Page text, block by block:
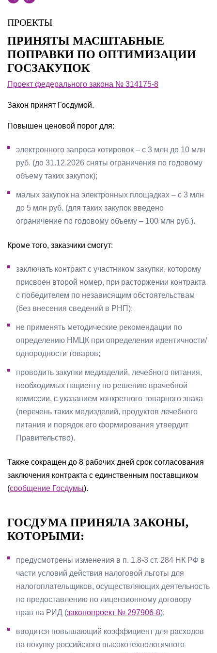
ПРОЕКТЫ
ПРИНЯТЫ МАСШТАБНЫЕ
ПОПРАВКИ ПО ОПТИМИЗАЦИИ
ГОСЗАКУПОК
Проект федерального закона № 314175-8
Закон принят Госдумой.
Повышен ценовой порог для:
электронного запроса котировок – с 3 млн до 10 млн
руб. (до 31.12.2026 сняты ограничения по годовому
объему таких закупок);
малых закупок на электронных площадках – с 3 млн
до 5 млн руб. (для таких закупок введено
ограничение по годовому объему – 100 млн руб.).
Кроме того, заказчики смогут:
заключать контракт с участником закупки, которому
присвоен второй номер, при расторжении контракта
с победителем по независящим обстоятельствам
(без внесения сведений в РНП);
не применять методические рекомендации по
определению НМЦК при определении идентичности/
однородности товаров;
проводить закупки медизделий, лечебного питания,
необходимых пациенту по решению врачебной
комиссии, с указанием конкретного товарного знака
(перечень таких медизделий, продуктов лечебного
питания и порядок его формирования утвердит
Правительство).
Также сокращен до 8 рабочих дней срок согласования
заключения контракта с единственным поставщиком
(сообщение Госдумы).
ГОСДУМА ПРИНЯЛА ЗАКОНЫ,
КОТОРЫМИ:
предусмотрены изменения в п. 1.8-3 ст. 284 НК РФ в
части условий действия налоговой льготы для
налогоплательщиков, осуществляющих деятельность
по предоставлению по лицензионному договору
прав на РИД (законопроект № 297906-8);
вводится повышающий коэффициент для расходов
на покупку российского высокотехнологичного